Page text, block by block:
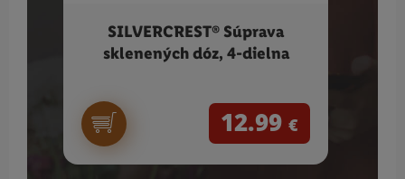
SILVERCREST® Súprava
sklenených dóz, 4-dielna
12.99 €